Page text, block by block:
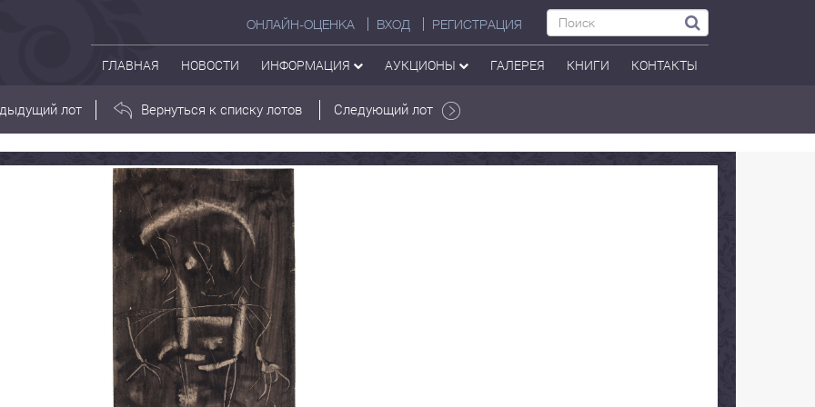
ОНЛАЙН-ОЦЕНКА ВХОД РЕГИСТРАЦИЯ
ГЛАВНАЯ НОВОСТИ ИНФОРМАЦИЯ АУКЦИОНЫ ГАЛЕРЕЯ КНИГИ КОНТАКТЫ
лот Вернуться к списку лотов Следующий лот